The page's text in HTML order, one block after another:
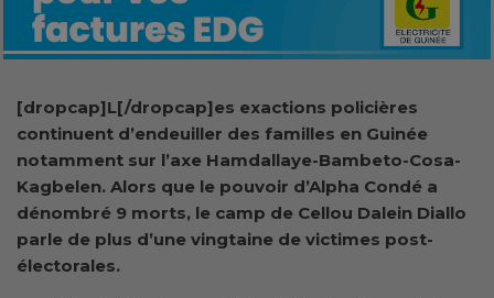
[dropcap]L[/dropcap]es exactions policières
continuent d’endeuiller des familles en Guinée
notamment sur l’axe Hamdallaye-Bambeto-Cosa-
Kagbelen. Alors que le pouvoir d’Alpha Condé a
dénombré 9 morts, le camp de Cellou Dalein Diallo
parle de plus d’une vingtaine de victimes post-
électorales.